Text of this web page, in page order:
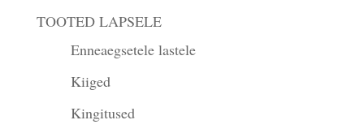
TOOTED LAPSELE
Enneaegsetele lastele
Kiiged
Kingitused